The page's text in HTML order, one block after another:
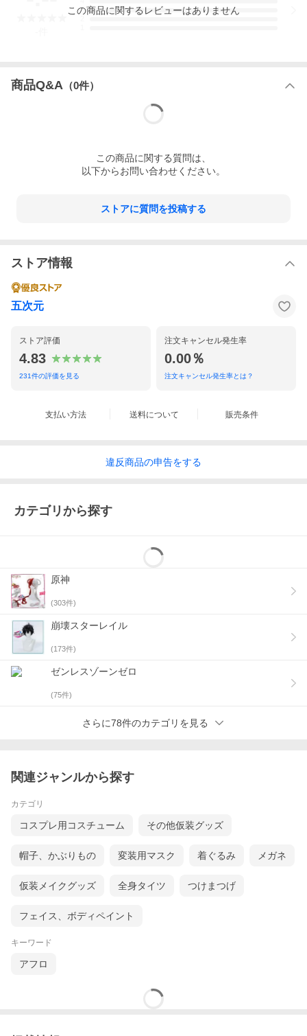
3
この商品に関するレビューはありません
商品Q&A （0件）
この商品に関する質問は、
以下からお問い合わせください。
ストアに質問を投稿する
ストア情報
五次元
ストア評価
4.83
231件の評価を見る
注文キャンセル発生率
0.00％
注文キャンセル発生率とは？
支払い方法 送料について 販売条件
違反商品の申告をする
カテゴリから探す
原神
(303件)
崩壊スターレイル
(173件)
ゼンレスゾーンゼロ
(75件)
さらに78件のカテゴリを見る
関連ジャンルから探す
カテゴリ
コスプレ用コスチューム その他仮装グッズ
帽子、かぶりもの 変装用マスク 着ぐるみ メガネ
仮装メイクグッズ 全身タイツ つけまつげ
フェイス、ボディペイント
キーワード
アフロ